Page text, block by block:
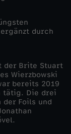
durch
der Brite Stuart
Wierzbowski
bereits 2019
tätig. Die drei
der Foils und